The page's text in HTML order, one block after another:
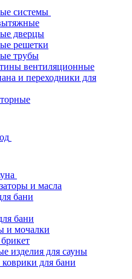
системы
дверцы
решетки
трубы
вентиляционные
и переходники для
и масла
бани
бани
и мочалки
изделия для сауны
для бани